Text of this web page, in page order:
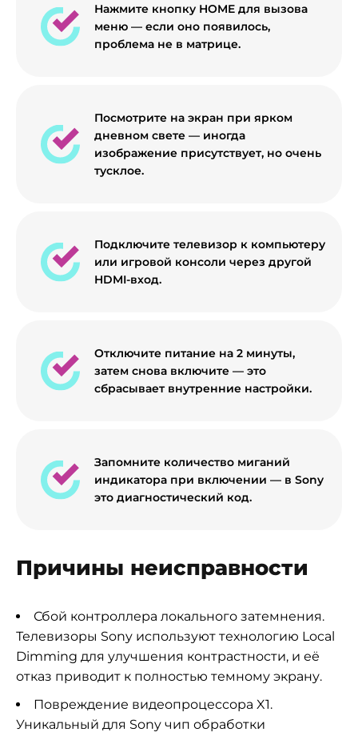
Нажмите кнопку HOME для вызова
меню — если оно появилось,
проблема не в матрице.
Посмотрите на экран при ярком
дневном свете — иногда
изображение присутствует, но очень
тусклое.
Подключите телевизор к компьютеру
или игровой консоли через другой
HDMI-вход.
Отключите питание на 2 минуты,
затем снова включите — это
сбрасывает внутренние настройки.
Запомните количество миганий
индикатора при включении — в Sony
это диагностический код.
Причины неисправности
Сбой контроллера локального затемнения.
Телевизоры Sony используют технологию Local
Dimming для улучшения контрастности, и её
отказ приводит к полностью темному экрану.
Повреждение видеопроцессора X1.
Уникальный для Sony чип обработки